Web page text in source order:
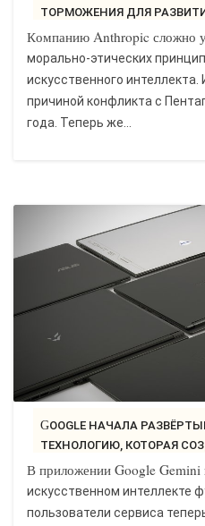
ТОРМОЖЕНИЯ ДЛЯ
Компанию Anthropic сложно
морально-этических
искусственного
причиной конфликта с
года. Теперь же...
GOOGLE НАЧАЛА РАЗВЁРТЫВАТЬ GEMINI AVATAR —
ТЕХНОЛОГИЮ, КОТОРАЯ
В приложении Google Gemini
искусственном интеллекте
пользователи сервиса